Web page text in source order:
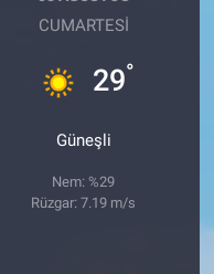
CUMARTESI
29°
Güneşli
Nem: %29
Rüzgar: 7.19 m/s